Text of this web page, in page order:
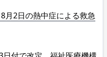
月2日の熱中症による救急